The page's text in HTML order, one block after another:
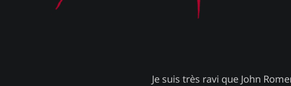
Je suis très ravi que John